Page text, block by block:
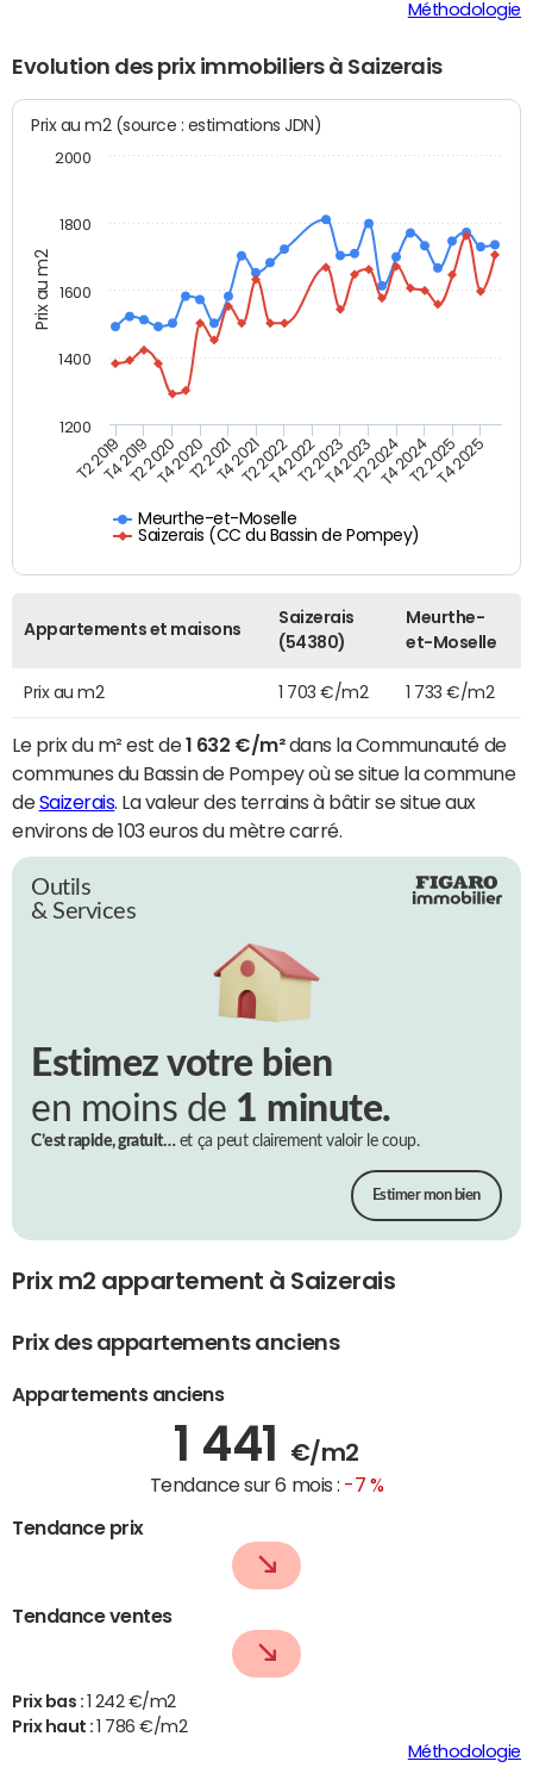
Méthodologie
Evolution des prix immobiliers à Saizerais
Prix au m2
Prix au m2 (source : estimations JDN)
Meurthe-et-Moselle
Saizerais (CC du Bassin de Pompey)
T2 2019T4 2019T2 2020T4 2020T2 2021T4 2021T2 2022T4 2022T2 2023T4 2023T2 2024T4 2024T2 2025T4 2025
1200
1400
1600
1800
2000
Appartements et maisons
Saizerais
(54380)
Meurthe-
et-Moselle
Prix au m2 1 703 €/m2 1 733 €/m2
Le prix du m² est de1 632 €/m²dans la Communauté de
communes du Bassin de Pompey où se situe la commune
deSaizerais. La valeur des terrains à bâtir se situe aux
environs de 103 euros du mètre carré.
Outils
& Services
Estimez votre bien
en moins de 1 minute.
C’est rapide, gratuit…et ça peut clairement valoir le coup.
Estimer mon bien
Prix m2 appartement à Saizerais
Prix des appartements anciens
Appartements anciens
1 441 €/m2
Tendance sur 6 mois : -7 %
Tendance prix
Tendance ventes
Prix bas : 1 242 €/m2
Prix haut :1 786 €/m2
Méthodologie